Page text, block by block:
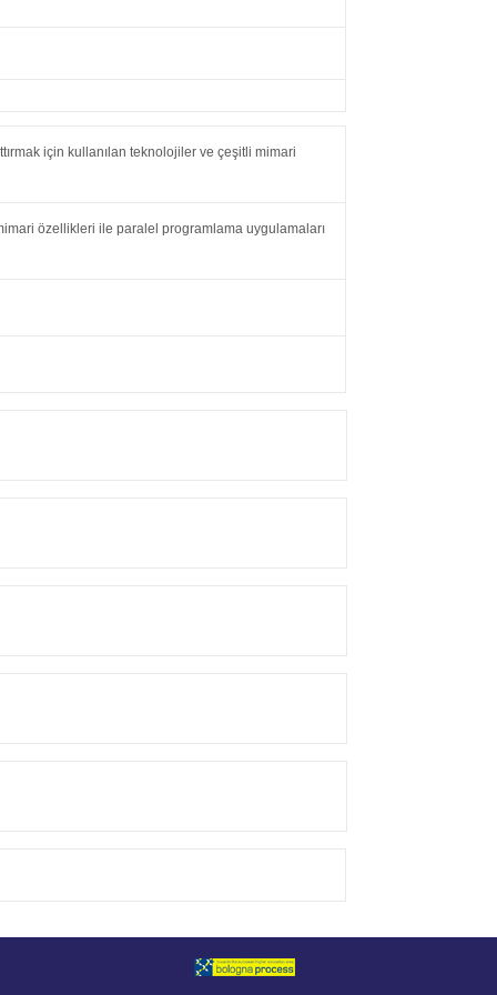
için kullanılan teknolojiler ve çeşitli mimari
özellikleri ile paralel programlama uygulamaları